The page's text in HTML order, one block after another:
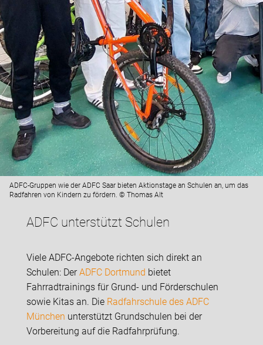
ADFC-Gruppen wie der ADFC Saar bieten Aktionstage an Schulen an, um das
Radfahren von Kindern zu fördern. © Thomas Alt
ADFC unterstützt Schulen
Viele ADFC-Angebote richten sich direkt an
Schulen: DerADFC Dortmund bietet
Fahrradtrainings für Grund- und Förderschulen
sowie Kitas an. Die Radfahrschule des ADFC
München unterstützt Grundschulen bei der
Vorbereitung auf die Radfahrprüfung.